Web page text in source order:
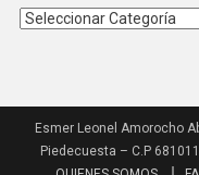
Esmer Leonel Amorocho
Piedecuesta – C.P 681011